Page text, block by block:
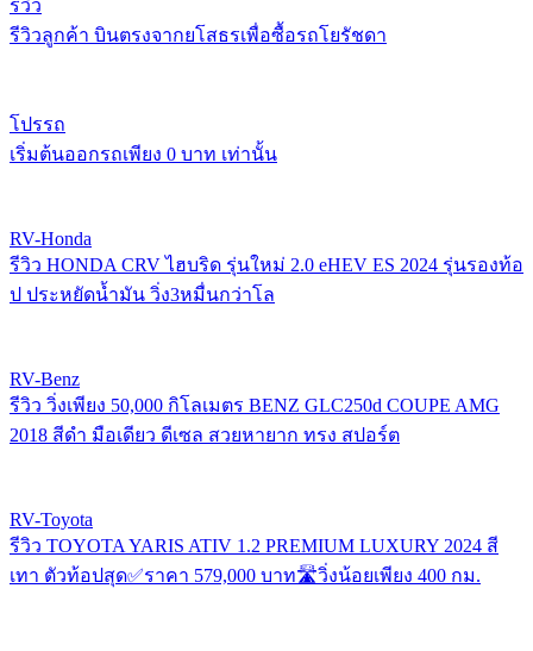
รีวิว
รีวิวลูกค้า บินตรงจากยโสธรเพื่อซื้อรถโยรัชดา
โปรรถ
เริ่มต้นออกรถเพียง 0 บาท เท่านั้น
RV-Honda
รีวิว HONDA CRV ไฮบริด รุ่นใหม่ 2.0 eHEV ES 2024 รุ่นรองท้อ
ป ประหยัดน้ำมัน วิ่ง3หมื่นกว่าโล
RV-Benz
รีวิว วิ่งเพียง 50,000 กิโลเมตร BENZ GLC250d COUPE AMG
2018 สีดำ มือเดียว ดีเซล สวยหายาก ทรง สปอร์ต
RV-Toyota
รีวิว TOYOTA YARIS ATIV 1.2 PREMIUM LUXURY 2024 สี
เทา ตัวท้อปสุด✅ราคา 579,000 บาท🛣️วิ่งน้อยเพียง 400 กม.